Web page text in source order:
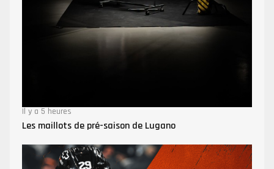
Il y a 5 heures
Les maillots de pré-saison de Lugano